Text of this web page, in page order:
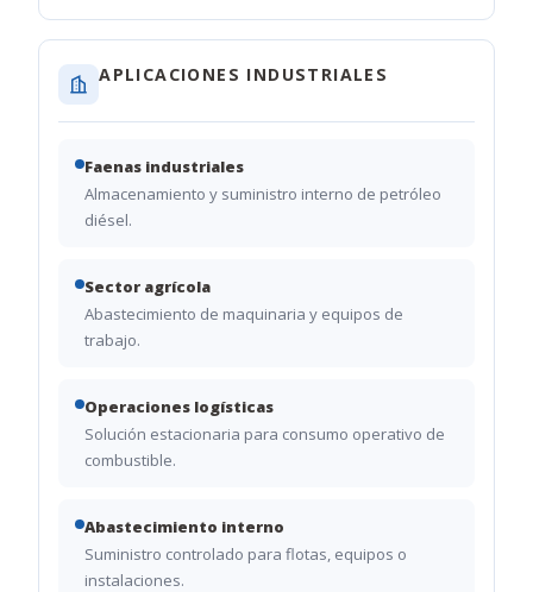
APLICACIONES INDUSTRIALES
Faenas industriales
Almacenamiento y suministro interno de petróleo
diésel.
Sector agrícola
Abastecimiento de maquinaria y equipos de
trabajo.
Operaciones logísticas
Solución estacionaria para consumo operativo de
combustible.
Abastecimiento interno
Suministro controlado para flotas, equipos o
instalaciones.